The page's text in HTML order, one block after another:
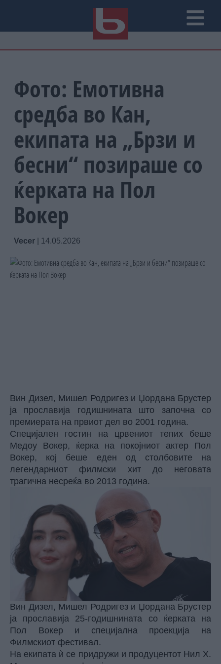
Фото: Емотивна
средба во Кан,
екипата на „Брзи и
бесни“ позираше со
ќерката на Пол
Вокер
Vecer 14.05.2026
Вин Дизел, Мишел Родригез и Џордана Брустер
ја прославија годишнината што започна со
премиерата на првиот дел во 2001 година.
Специјален гостин на црвениот тепих беше
Медоу Вокер, ќерка на покојниот актер Пол
Вокер, кој беше еден од столбовите на
легендарниот филмски хит до неговата
трагична несреќа во 2013 година.
Вин Дизел, Мишел Родригез и Џордана Брустер
ја прославија 25-годишнината со ќерката на
Пол Вокер и специјална проекција на
Филмскиот фестивал.
На екипата ѝ се придружи и продуцентот Нил Х.